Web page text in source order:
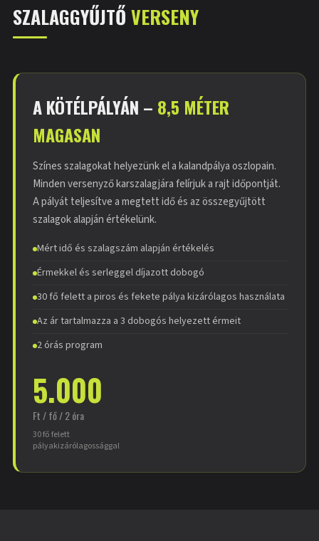
SZALAGGYŰJTŐ VERSENY
A KÖTÉLPÁLYÁN – 8,5 MÉTER
MAGASAN
Színes szalagokat helyezünk el a kalandpálya oszlopain.
Minden versenyző karszalagjára felírjuk a rajt időpontját.
A pályát teljesítve a megtett idő és az összegyűjtött
szalagok alapján értékelünk.
Mért idő és szalagszám alapján értékelés
Érmekkel és serleggel díjazott dobogó
30 fő felett a piros és fekete pálya kizárólagos használata
Az ár tartalmazza a 3 dobogós helyezett érmeit
2 órás program
5.000
Ft / fő / 2 óra
30 fő felett
pályakizárólagossággal